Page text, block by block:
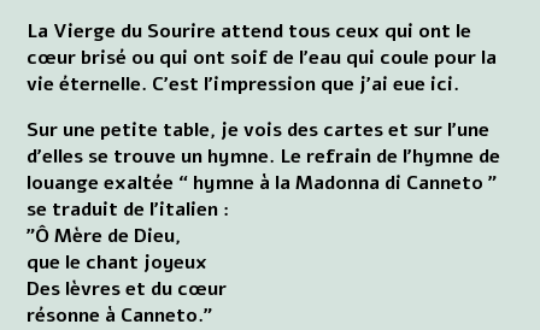
La Vierge du Sourire attend tous ceux qui ont le
cœur brisé ou qui ont soif de l'eau qui coule pour la
vie éternelle. C'est l'impression que j'ai eue ici.
Sur une petite table, je vois des cartes et sur l'une
d'elles se trouve un hymne. Le refrain de l'hymne de
louange exaltée “ hymne à la Madonna di Canneto ”
se traduit de l'italien :
”Ô Mère de Dieu,
que le chant joyeux
Des lèvres et du cœur
résonne à Canneto.”